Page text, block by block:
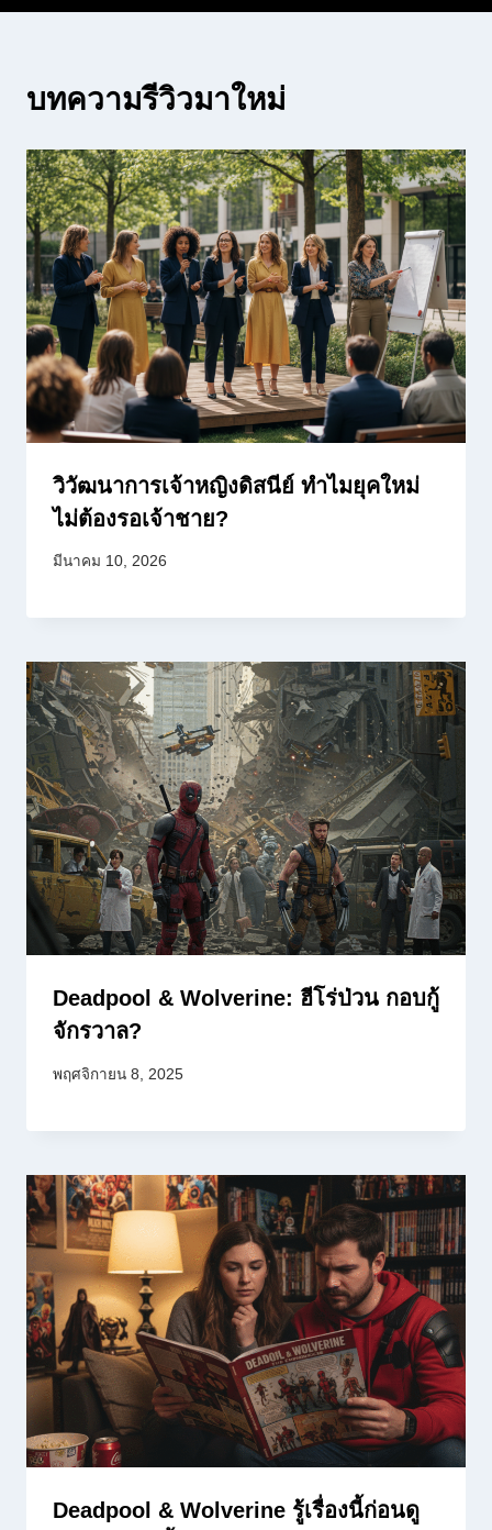
บทความรีวิวมาใหม่
วิวัฒนาการเจ้าหญิงดิสนีย์ ทำไมยุคใหม่
ไม่ต้องรอเจ้าชาย?
มีนาคม 10, 2026
Deadpool & Wolverine: ฮีโร่ป่วน กอบกู้
จักรวาล?
พฤศจิกายน 8, 2025
Deadpool & Wolverine รู้เรื่องนี้ก่อนดู